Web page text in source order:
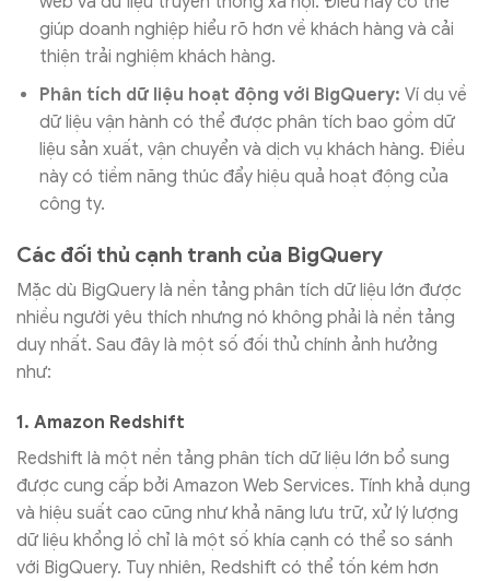
giúp doanh nghiệp hiểu rõ hơn về khách hàng và cải
thiện trải nghiệm khách hàng.
Phân tích dữ liệu hoạt động với BigQuery: Ví dụ về
dữ liệu vận hành có thể được phân tích bao gồm dữ
liệu sản xuất, vận chuyển và dịch vụ khách hàng. Điều
này có tiềm năng thúc đẩy hiệu quả hoạt động của
công ty.
Các đối thủ cạnh tranh của BigQuery
Mặc dù BigQuery là nền tảng phân tích dữ liệu lớn được
nhiều người yêu thích nhưng nó không phải là nền tảng
duy nhất. Sau đây là một số đối thủ chính ảnh hưởng
như:
1. Amazon Redshift
Redshift là một nền tảng phân tích dữ liệu lớn bổ sung
được cung cấp bởi Amazon Web Services. Tính khả dụng
và hiệu suất cao cũng như khả năng lưu trữ, xử lý lượng
dữ liệu khổng lồ chỉ là một số khía cạnh có thể so sánh
với BigQuery. Tuy nhiên, Redshift có thể tốn kém hơn